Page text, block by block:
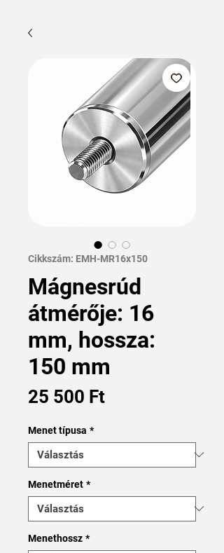
Cikkszám: EMH-MR16x150
Mágnesrúd
átmérője: 16
mm, hossza:
150 mm
25 500 FtÁr
Menet típusa *
Menetméret *
Menethossz *